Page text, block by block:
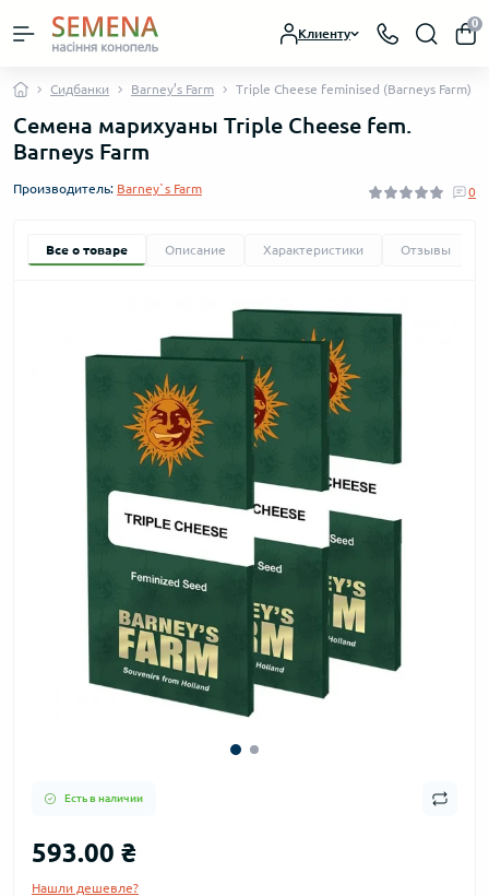
Клиенту
0
Сидбанки Barney’s Farm Triple Cheese feminised (Barneys Farm)
Семена марихуаны Triple Cheese fem.
Barneys Farm
Производитель: Barney`s Farm 0
Все о товаре Описание Характеристики Отзывы
Есть в наличии
593.00 ₴
Нашли дешевле?